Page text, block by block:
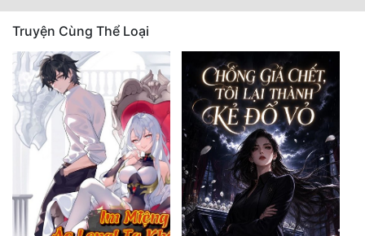
Phản Phái
Quan Trường
Quân Sự
Sảng Văn
Sủng
Thanh Xuân
Truyện Cùng Thể Loại